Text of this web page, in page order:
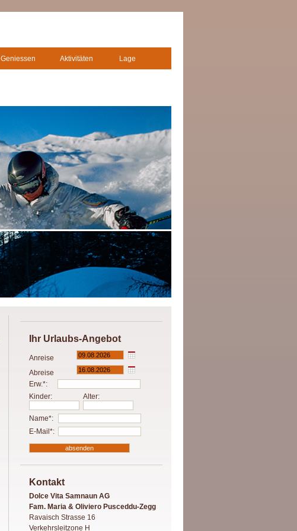
Geniessen Aktivitäten Lage
Ihr Urlaubs-Angebot
Anreise
Abreise
Erw.*:
Kinder:
Alter:
Name*:
E-Mail*:
Kontakt
Dolce Vita Samnaun AG
Fam. Maria & Oliviero Pusceddu-Zegg
Ravaisch Strasse 16
Verkehrsleitzone H